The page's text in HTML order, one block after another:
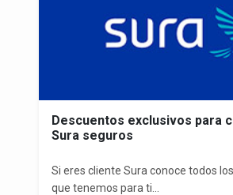
Descuentos exclusivos para
Sura seguros
Si eres cliente Sura conoce todos
que tenemos para ti...